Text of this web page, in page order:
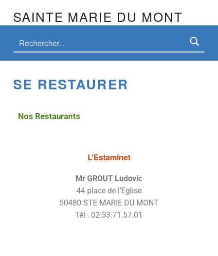
SAINTE MARIE DU MONT
SE RESTAURER
Nos Restaurants
L’Estaminet
Mr GROUT Ludovic
44 place de l’Eglise
50480 STE MARIE DU MONT
Tél : 02.33.71.57.01